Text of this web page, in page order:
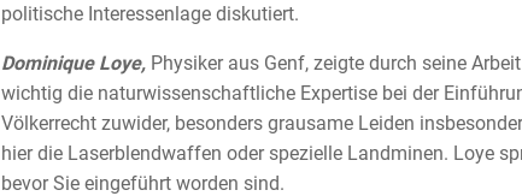
politische Interessenlage diskutiert.
Dominique Loye,Physiker aus Genf, zeigte durch seine
wichtig die naturwissenschaftliche Expertise bei der
Völkerrecht zuwider, besonders grausame Leiden
hier die Laserblendwaffen oder spezielle Landminen. Loye
bevor Sie eingeführt worden sind.